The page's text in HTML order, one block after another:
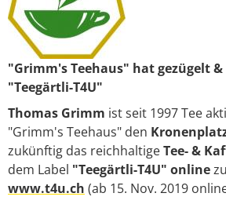
"Grimm's Teehaus" hat gezügelt
"Teegärtli-T4U"
Thomas Grimm ist seit 1997 Tee
"Grimm's Teehaus" den
zukünftig das reichhaltigeTee- &
dem Label "Teegärtli-T4U" online
www.t4u.ch (ab 15. Nov. 2019